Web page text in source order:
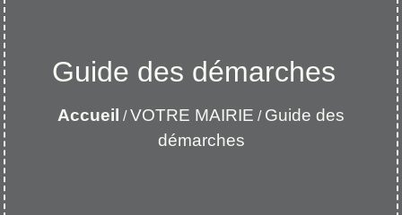
Guide des démarches
Accueil /VOTRE MAIRIE / Guide des
démarches